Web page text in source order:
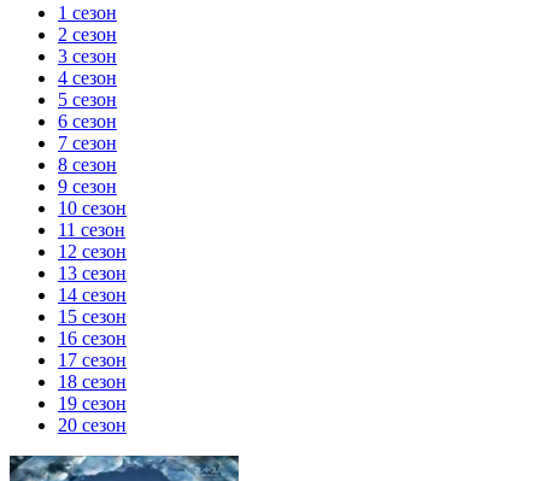
1 сезон
2 сезон
3 сезон
4 сезон
5 сезон
6 сезон
7 сезон
8 сезон
9 сезон
10 сезон
11 сезон
12 сезон
13 сезон
14 сезон
15 сезон
16 сезон
17 сезон
18 сезон
19 сезон
20 сезон